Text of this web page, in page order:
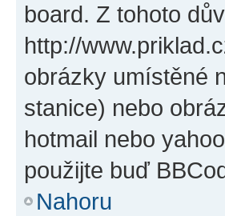
board. Z tohoto
http://
obrázky umístěné
stanice) nebo
hotmail nebo
použijte buď
Nahoru